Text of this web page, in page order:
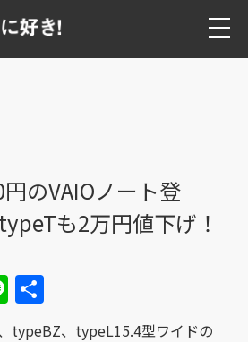
のVAIOノート登
も2万円値下げ！
Line
有
typeBZ、typeL15.4型ワイドの